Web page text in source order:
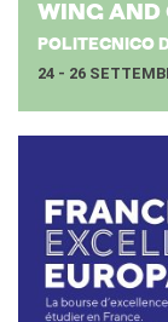
WING AND
POLITECNICO
24 - 26